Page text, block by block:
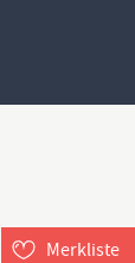
Merkliste